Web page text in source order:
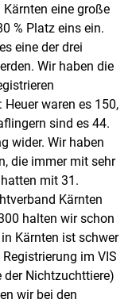
eine große
% Platz eins ein.
eine der drei
Wir haben die
waren es 150,
sind es 44.
wider. Wir haben
die immer mit sehr
mit 31.
Kärnten
halten wir schon
Kärnten ist schwer
im VIS
Nichtzuchttiere)
wir bei den